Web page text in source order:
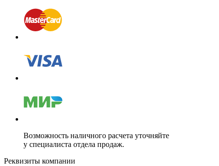
Возможность наличного расчета уточняйте
у специалиста отдела продаж.
Реквизиты компании